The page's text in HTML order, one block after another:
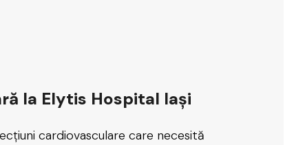
la Elytis Hospital Iași
cardiovasculare care necesită